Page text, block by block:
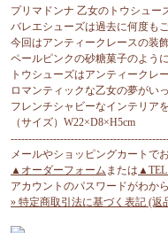
プリマドンナ 乙女のトウシュー
バレエシューズは過去に何度も
今回はアンティークレースの装
ペールピンクの砂糖菓子のよう
トウシューズはアンティークレ
ロマンティックな乙女の夢がい
フレンチシャビーなインテリア
（サイズ）W22×D8×H5cm
メールやショッピングカートで
▲オーダーフォーム または
アカウントのパスワードがわか
» 特定商取引法に基づく表記 (返